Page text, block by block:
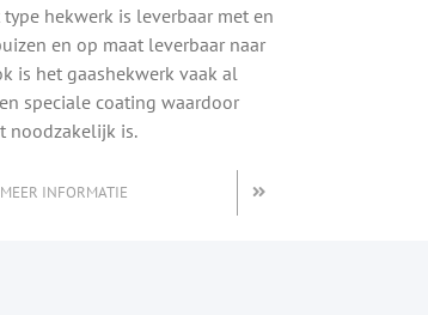
hekwerk is leverbaar met en
en op maat leverbaar naar
is het gaashekwerk vaak al
speciale coating waardoor
noodzakelijk is.
MEER INFORMATIE